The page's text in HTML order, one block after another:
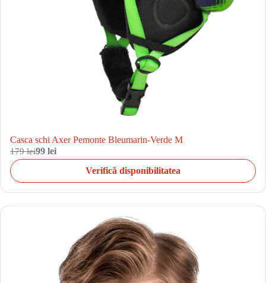
Casca schi Axer Pemonte Bleumarin-Verde M
179 lei99 lei
Verifică disponibilitatea